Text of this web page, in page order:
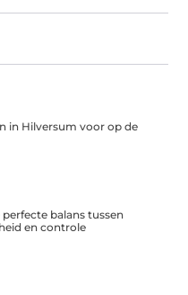
in Hilversum voor op de
balans tussen
en controle